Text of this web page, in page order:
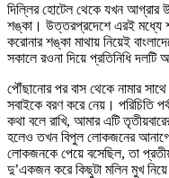
দিল্লির হোটেল থেকে যখন আগ্রার
শঙ্কা। উত্তরপ্রদেশে এরই মধ্যে
করোনার শঙ্কা মাথায় নিয়েই
সকালে রওনা দিয়ে প্রতিনিধি দলটি
পৌঁছানোর পর বাস থেকে নামার সাথে
সবাইকে বরণ করে নেয়। পরিচিতি
কথা বলে রাখি, আমার এটি
হলেও তখন বিপুল লোকজনের
লোকজনকে পেয়ে বসেছিল, তা
দু’একজন করে কিছুটা মলিন মুখ